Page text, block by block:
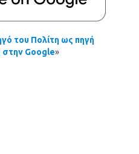
του Πολίτη ως πηγή
Google»